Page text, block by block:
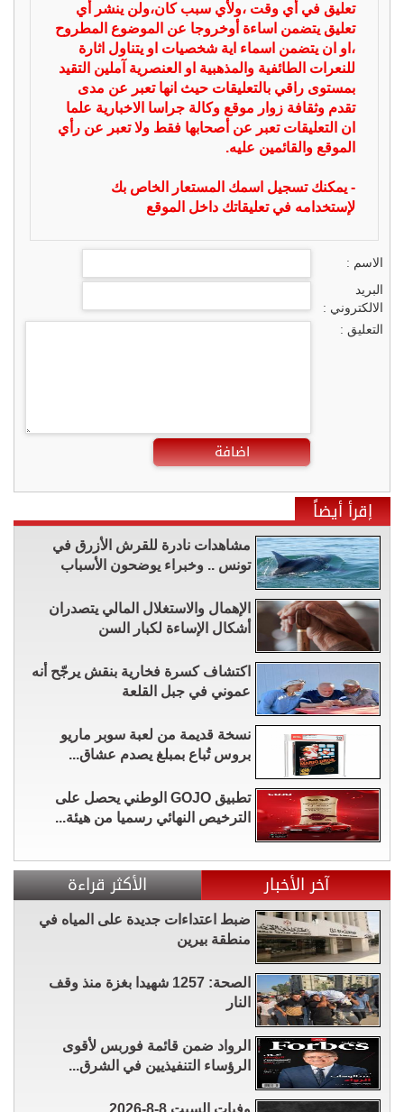
تعليق في أي وقت ،ولأي سبب كان،ولن ينشر أي
تعليق يتضمن اساءة أوخروجا عن الموضوع المطروح
،او ان يتضمن اسماء اية شخصيات او يتناول اثارة
للنعرات الطائفية والمذهبية او العنصرية آملين التقيد
بمستوى راقي بالتعليقات حيث انها تعبر عن مدى
تقدم وثقافة زوار موقع وكالة جراسا الاخبارية علما
ان التعليقات تعبر عن أصحابها فقط ولا تعبر عن رأي
الموقع والقائمين عليه.
- يمكنك تسجيل اسمك المستعار الخاص بك
لإستخدامه في تعليقاتك داخل الموقع
الاسم :
البريد
الالكتروني :
التعليق :
اضافة
إقرأ أيضاً
مشاهدات نادرة للقرش الأزرق في
تونس .. وخبراء يوضحون الأسباب
الإهمال والاستغلال المالي يتصدران
أشكال الإساءة لكبار السن
اكتشاف كسرة فخارية بنقش يرجّح أنه
عموني في جبل القلعة
نسخة قديمة من لعبة سوبر ماريو
بروس تُباع بمبلغ يصدم عشاق...
تطبيق GOJO الوطني يحصل على
الترخيص النهائي رسميا من هيئة...
آخر الأخبار الأكثر قراءة
ضبط اعتداءات جديدة على المياه في
منطقة بيرين
الصحة: 1257 شهيدا بغزة منذ وقف
النار
الرواد ضمن قائمة فوربس لأقوى
الرؤساء التنفيذيين في الشرق...